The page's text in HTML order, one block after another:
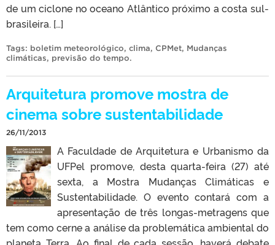
de um ciclone no oceano Atlântico próximo a costa sul-
brasileira. […]
Tags: boletim meteorológico, clima, CPMet, Mudanças
climáticas, previsão do tempo.
Arquitetura promove mostra de
cinema sobre sustentabilidade
26/11/2013
A Faculdade de Arquitetura e Urbanismo da
UFPel promove, desta quarta-feira (27) até
sexta, a Mostra Mudanças Climáticas e
Sustentabilidade. O evento contará com a
apresentação de três longas-metragens que
tem como cerne a análise da problemática ambiental do
planeta Terra. Ao final de cada sessão, haverá debate